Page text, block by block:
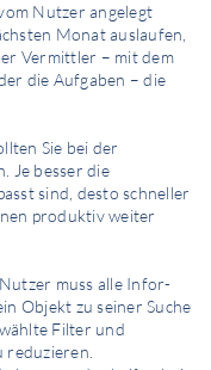
Nutzer angelegt
Monat auslaufen,
Vermittler – mit dem
die Aufgaben – die
Sie bei der
Je besser die
sind, desto schneller
produktiv weiter
muss alle Infor­
Objekt zu seiner Suche
Filter und
reduzieren.